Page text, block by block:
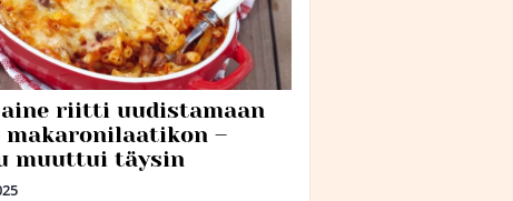
riitti uudistamaan
makaronilaatikon –
muuttui täysin